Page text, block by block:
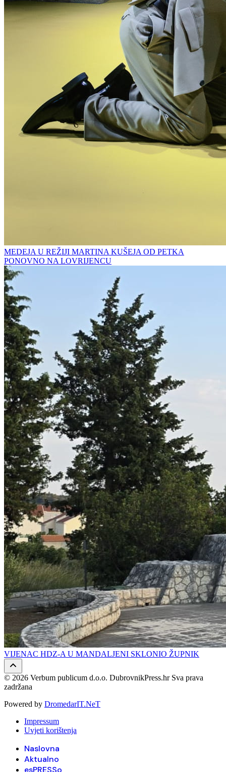
MEDEJA U REŽIJI MARTINA KUŠEJA OD PETKA
PONOVNO NA LOVRIJENCU
VIJENAC HDZ-A U MANDALJENI SKLONIO ŽUPNIK
© 2026 Verbum publicum d.o.o. DubrovnikPress.hr Sva prava
zadržana
Powered by DromedarIT.NeT
Impressum
Uvjeti korištenja
Naslovna
Aktualno
esPRESSo